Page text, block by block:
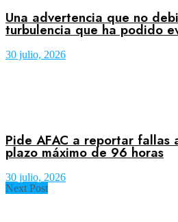
Una advertencia que no
turbulencia que ha podido
30 julio, 2026
Pide AFAC a reportar fallas
plazo máximo de 96 horas
30 julio, 2026
Next Post